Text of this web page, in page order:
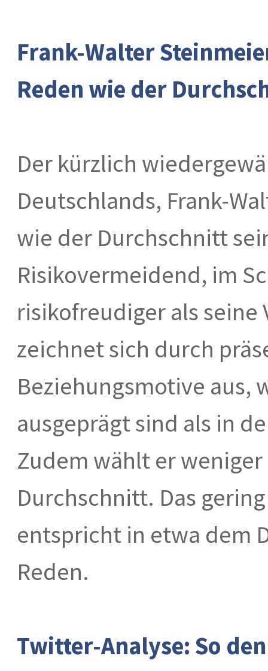
Frank-Walter
Reden wie der
Der kürzlich
Deutschlands, Frank-
wie der Durchschnitt
Risikovermeidend, im
risikofreudiger als seine
zeichnet sich durch
Beziehungsmotive aus,
ausgeprägt sind als in
Zudem wählt er
Durchschnitt. Das
entspricht in etwa dem
Reden.
Twitter-Analyse: So